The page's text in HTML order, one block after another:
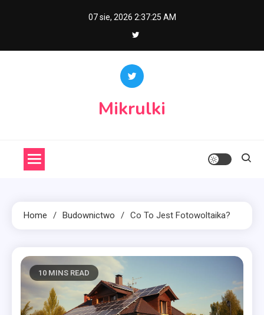
07 sie, 2026 2:37:26 AM
Mikrulki
Home Budownictwo Co To Jest Fotowoltaika?
10 MINS READ